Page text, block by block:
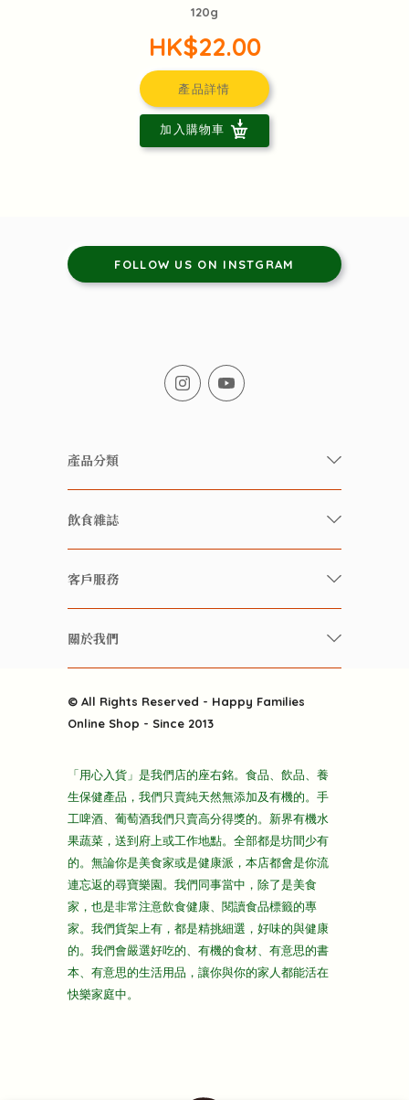
120g
HK$22.00
產品詳情
加入購物車
FOLLOW US ON INSTGRAM
產品分類
有機/無農藥新鮮蔬果
有機 / 無添加飲品
養生保健好東西
酒類
雜貨部
折上折大特價
主頁
飲食雜誌
快樂家庭 飲食雜誌
雲南搜食記
粒粒皆辛苦
快樂電視台
客戶服務
常見問題
關於我們
送貨
隱私政策
© All Rights Reserved - Happy Families
Online Shop - Since 2013
「用心入貨」是我們店的座右銘。食品、飲品、養
生保健產品，我們只賣純天然無添加及有機的。手
工啤酒、葡萄酒我們只賣高分得獎的。新界有機水
果蔬菜，送到府上或工作地點。全部都是坊間少有
的。無論你是美食家或是健康派，本店都會是你流
連忘返的尋寶樂園。我們同事當中，除了是美食
家，也是非常注意飲食健康、閱讀食品標籤的專
家。我們貨架上有，都是精挑細選，好味的與健康
的。我們會嚴選好吃的、有機的食材、有意思的書
本、有意思的生活用品，讓你與你的家人都能活在
快樂家庭中。